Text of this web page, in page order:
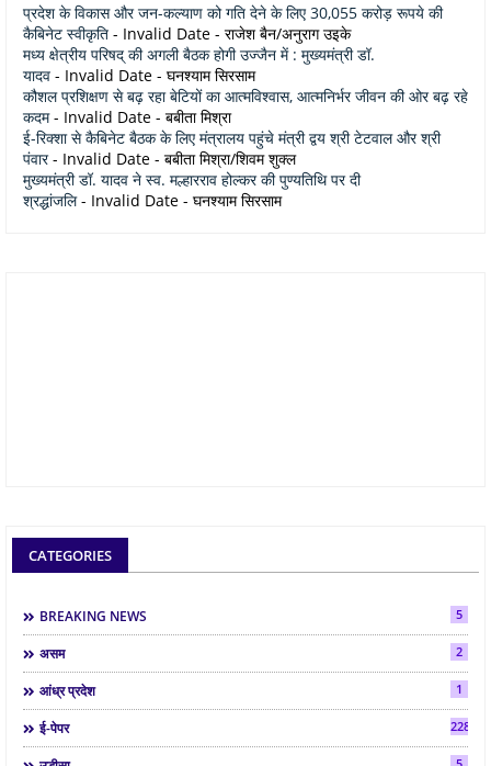
प्रदेश के विकास और जन-कल्याण को गति देने के लिए 30,055 करोड़ रूपये की
कैबिनेट स्वीकृति - Invalid Date - राजेश बैन/अनुराग उइके
मध्य क्षेत्रीय परिषद् की अगली बैठक होगी उज्जैन में : मुख्यमंत्री डॉ.
यादव - Invalid Date - घनश्याम सिरसाम
कौशल प्रशिक्षण से बढ़ रहा बेटियों का आत्मविश्वास, आत्मनिर्भर जीवन की ओर बढ़ रहे
कदम- Invalid Date - बबीता मिश्रा
ई-रिक्शा से कैबिनेट बैठक के लिए मंत्रालय पहुंचे मंत्री द्वय श्री टेटवाल और श्री
पंवार- Invalid Date - बबीता मिश्रा/शिवम शुक्ल
मुख्यमंत्री डॉ. यादव ने स्व. मल्हारराव होल्कर की पुण्यतिथि पर दी
श्रद्धांजलि- Invalid Date - घनश्याम सिरसाम
CATEGORIES
BREAKING NEWS 5
असम 2
आंध्र प्रदेश 1
ई-पेपर 2286